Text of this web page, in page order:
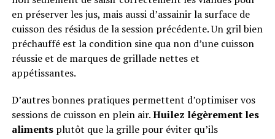
en préserver les jus, mais aussi d’assainir la surface de
cuisson des résidus de la session précédente. Un gril bien
préchauffé est la condition sine qua non d’une cuisson
réussie et de marques de grillade nettes et
appétissantes.
D’autres bonnes pratiques permettent d’optimiser vos
sessions de cuisson en plein air.Huilez légèrement les
alimentsplutôt que la grille pour éviter qu’ils